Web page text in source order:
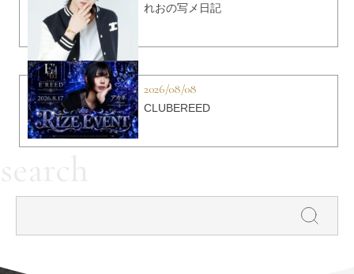
れおの写メ日記
2026/08/08
CLUBEREED